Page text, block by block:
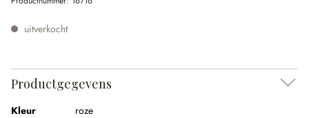
uitverkocht
Productgegevens
Kleur
roze